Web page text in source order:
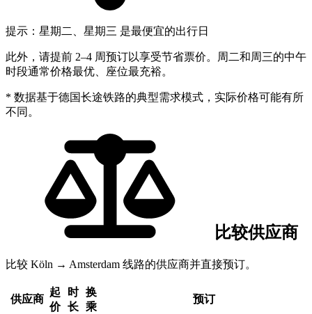
提示：星期二、星期三 是最便宜的出行日
此外，请提前 2–4 周预订以享受节省票价。周二和周三的中午
时段通常价格最优、座位最充裕。
* 数据基于德国长途铁路的典型需求模式，实际价格可能有所
不同。
比较供应商
比较 Köln → Amsterdam 线路的供应商并直接预订。
供应商
起
价
时
长
换
乘
预订